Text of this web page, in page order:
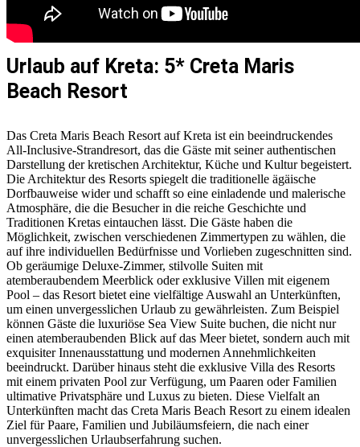
Urlaub auf Kreta: 5* Creta Maris
Beach Resort
Das Creta Maris Beach Resort auf Kreta ist ein beeindruckendes
All-Inclusive-Strandresort, das die Gäste mit seiner authentischen
Darstellung der kretischen Architektur, Küche und Kultur begeistert.
Die Architektur des Resorts spiegelt die traditionelle ägäische
Dorfbauweise wider und schafft so eine einladende und malerische
Atmosphäre, die die Besucher in die reiche Geschichte und
Traditionen Kretas eintauchen lässt. Die Gäste haben die
Möglichkeit, zwischen verschiedenen Zimmertypen zu wählen, die
auf ihre individuellen Bedürfnisse und Vorlieben zugeschnitten sind.
Ob geräumige Deluxe-Zimmer, stilvolle Suiten mit
atemberaubendem Meerblick oder exklusive Villen mit eigenem
Pool – das Resort bietet eine vielfältige Auswahl an Unterkünften,
um einen unvergesslichen Urlaub zu gewährleisten. Zum Beispiel
können Gäste die luxuriöse Sea View Suite buchen, die nicht nur
einen atemberaubenden Blick auf das Meer bietet, sondern auch mit
exquisiter Innenausstattung und modernen Annehmlichkeiten
beeindruckt. Darüber hinaus steht die exklusive Villa des Resorts
mit einem privaten Pool zur Verfügung, um Paaren oder Familien
ultimative Privatsphäre und Luxus zu bieten. Diese Vielfalt an
Unterkünften macht das Creta Maris Beach Resort zu einem idealen
Ziel für Paare, Familien und Jubiläumsfeiern, die nach einer
unvergesslichen Urlaubserfahrung suchen.